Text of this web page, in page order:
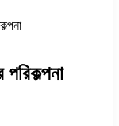
পরিকল্পনা